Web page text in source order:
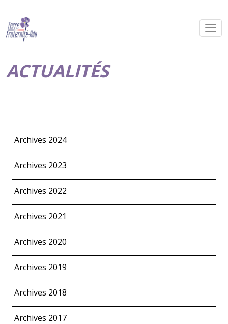
ACTUALITÉS
Archives 2024
Archives 2023
Archives 2022
Archives 2021
Archives 2020
Archives 2019
Archives 2018
Archives 2017